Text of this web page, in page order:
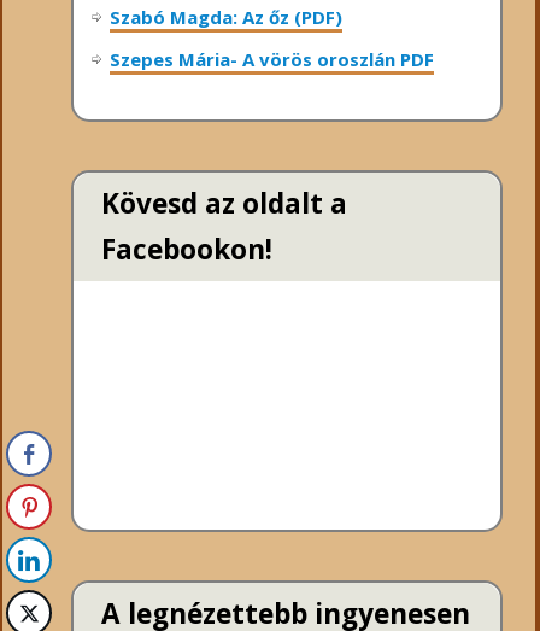
Szabó Magda: Az őz (PDF)
Szepes Mária- A vörös oroszlán PDF
Kövesd az oldalt a
Facebookon!
A legnézettebb ingyenesen